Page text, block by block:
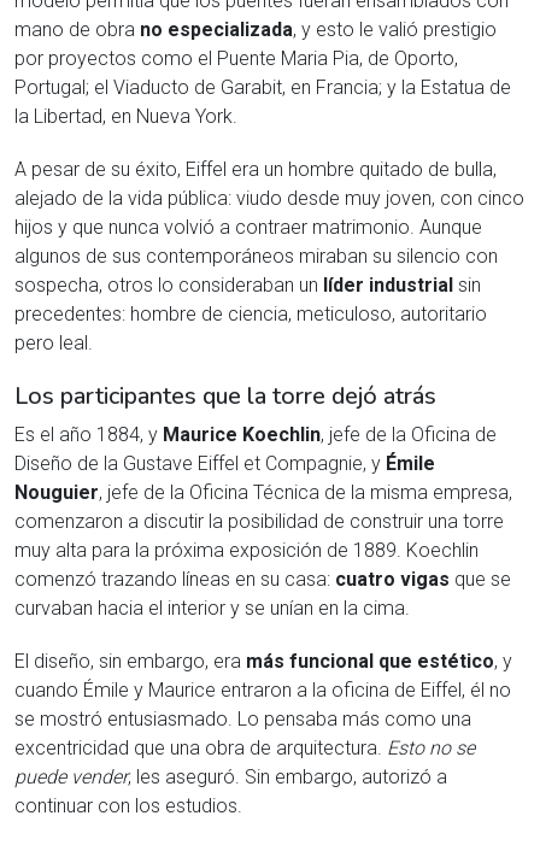
mano de obra no especializada, y esto le valió prestigio
por proyectos como el Puente Maria Pia, de Oporto,
Portugal; el Viaducto de Garabit, en Francia; y la Estatua de
la Libertad, en Nueva York.
A pesar de su éxito, Eiffel era un hombre quitado de bulla,
alejado de la vida pública: viudo desde muy joven, con cinco
hijos y que nunca volvió a contraer matrimonio. Aunque
algunos de sus contemporáneos miraban su silencio con
sospecha, otros lo consideraban un líder industrial sin
precedentes: hombre de ciencia, meticuloso, autoritario
pero leal.
Los participantes que la torre dejó atrás
Es el año 1884, y Maurice Koechlin, jefe de la Oficina de
Diseño de la Gustave Eiffel et Compagnie, y Émile
Nouguier, jefe de la Oficina Técnica de la misma empresa,
comenzaron a discutir la posibilidad de construir una torre
muy alta para la próxima exposición de 1889. Koechlin
comenzó trazando líneas en su casa: cuatro vigas que se
curvaban hacia el interior y se unían en la cima.
El diseño, sin embargo, era más funcional que estético, y
cuando Émile y Maurice entraron a la oficina de Eiffel, él no
se mostró entusiasmado. Lo pensaba más como una
excentricidad que una obra de arquitectura. Esto no se
puede vender, les aseguró. Sin embargo, autorizó a
continuar con los estudios.